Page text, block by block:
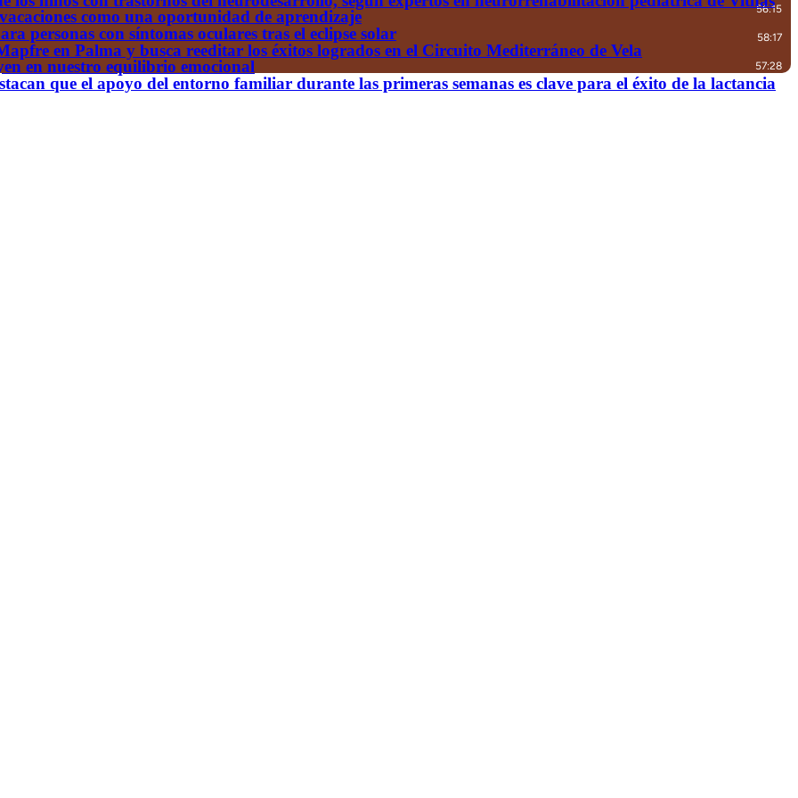
como una oportunidad de aprendizaje
personas con síntomas oculares tras el eclipse solar
en Palma y busca reeditar los éxitos logrados en el Circuito Mediterráneo de Vela
en nuestro equilibrio emocional
que el apoyo del entorno familiar durante las primeras semanas es clave para el éxito de la lactancia